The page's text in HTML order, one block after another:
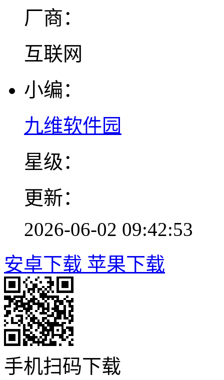
厂商：
互联网
小编：
九维软件园
星级：
更新：
2026-06-02 09:42:53
安卓下载 苹果下载
手机扫码下载